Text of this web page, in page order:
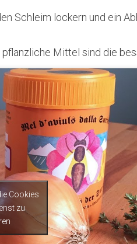
Schleim lockern und ein
Mittel sind die
Cookies
zu